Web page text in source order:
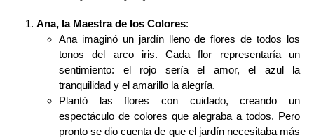
Ana, la Maestra de los Colores:
Ana imaginó un jardín lleno de flores de todos los
tonos del arco iris. Cada flor representaría un
sentimiento: el rojo sería el amor, el azul la
tranquilidad y el amarillo la alegría.
Plantó las flores con cuidado, creando un
espectáculo de colores que alegraba a todos. Pero
pronto se dio cuenta de que el jardín necesitaba más